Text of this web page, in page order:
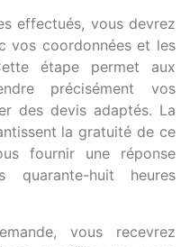
effectués, vous devrez
vos coordonnées et les
étape permet aux
précisément vos
des devis adaptés. La
la gratuité de ce
fournir une réponse
quarante-huit heures
vous recevrez